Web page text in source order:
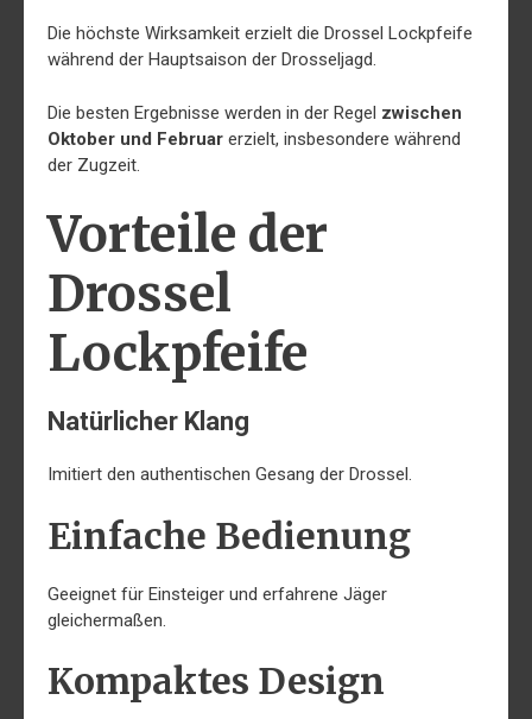
Die höchste Wirksamkeit erzielt die Drossel Lockpfeife
während der Hauptsaison der Drosseljagd.
Die besten Ergebnisse werden in der Regel zwischen
Oktober und Februar erzielt, insbesondere während
der Zugzeit.
Vorteile der
Drossel
Lockpfeife
Natürlicher Klang
Imitiert den authentischen Gesang der Drossel.
Einfache Bedienung
Geeignet für Einsteiger und erfahrene Jäger
gleichermaßen.
Kompaktes Design